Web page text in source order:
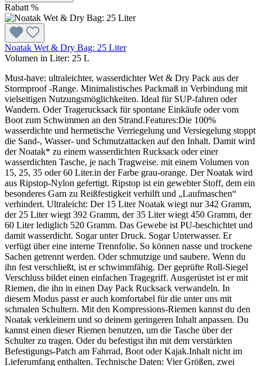
Rabatt %
Noatak Wet & Dry Bag: 25 Liter
Volumen in Liter: 25 L
Must-have: ultraleichter, wasserdichter Wet & Dry Pack aus der
Stormproof -Range. Minimalistisches Packmaß in Verbindung mit
vielseitigen Nutzungsmöglichkeiten. Ideal für SUP-fahren oder
Wandern. Oder Tragerucksack für spontane Einkäufe oder vom
Boot zum Schwimmen an den Strand.Features:Die 100%
wasserdichte und hermetische Verriegelung und Versiegelung stoppt
die Sand-, Wasser- und Schmutzattacken auf den Inhalt. Damit wird
der Noatak* zu einem wasserdichten Rucksack oder einer
wasserdichten Tasche, je nach Tragweise. mit einem Volumen von
15, 25, 35 oder 60 Liter.in der Farbe grau-orange. Der Noatak wird
aus Ripstop-Nylon gefertigt. Ripstop ist ein gewebter Stoff, dem ein
besonderes Garn zu Reißfestigkeit verhilft und „Laufmaschen“
verhindert. Ultraleicht: Der 15 Liter Noatak wiegt nur 342 Gramm,
der 25 Liter wiegt 392 Gramm, der 35 Liter wiegt 450 Gramm, der
60 Liter lediglich 520 Gramm. Das Gewebe ist PU-beschichtet und
damit wasserdicht. Sogar unter Druck. Sogar Unterwasser. Er
verfügt über eine interne Trennfolie. So können nasse und trockene
Sachen getrennt werden. Oder schmutzige und saubere. Wenn du
ihn fest verschließt, ist er schwimmfähig. Der geprüfte Roll-Siegel
Verschluss bildet einen einfachen Tragegriff. Ausgerüstet ist er mit
Riemen, die ihn in einen Day Pack Rucksack verwandeln. In
diesem Modus passt er auch komfortabel für die unter uns mit
schmalen Schultern. Mit den Kompressions-Riemen kannst du den
Noatak verkleinern und so deinem geringeren Inhalt anpassen. Du
kannst einen dieser Riemen benutzen, um die Tasche über der
Schulter zu tragen. Oder du befestigst ihn mit dem verstärkten
Befestigungs-Patch am Fahrrad, Boot oder Kajak.Inhalt nicht im
Lieferumfang enthalten. Technische Daten: Vier Größen, zwei